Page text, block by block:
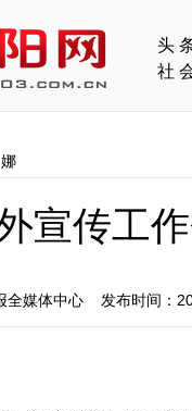
头
社
宣传工
媒体中心 发布时间：